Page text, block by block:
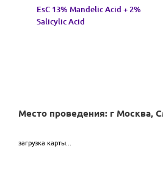
EsC 13% Mandelic Acid + 2%
Salicylic Acid
Место проведения: г Москва,
загрузка карты...